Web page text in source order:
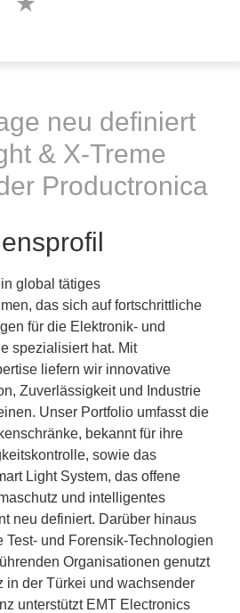
neu definiert
& X-Treme
Productronica
global tätiges
das sich auf fortschrittliche
für die Elektronik- und
spezialisiert hat. Mit
liefern wir innovative
Zuverlässigkeit und Industrie
Unser Portfolio umfasst die
bekannt für ihre
sowie das
Light System, das offene
und intelligentes
neu definiert. Darüber hinaus
Test- und Forensik-Technologien
Organisationen genutzt
in der Türkei und wachsender
unterstützt EMT Electronics